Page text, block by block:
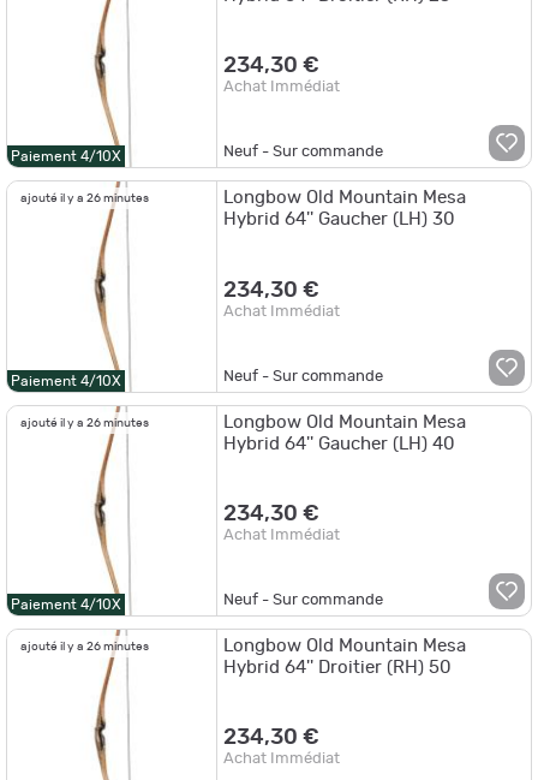
Paiement 4/10X
234,30 €
Achat Immédiat
Neuf - Sur commande
ajouté il y a 26 minutes
Paiement 4/10X
Longbow Old Mountain Mesa
Hybrid 64'' Gaucher (LH) 30
234,30 €
Achat Immédiat
Neuf - Sur commande
ajouté il y a 26 minutes
Paiement 4/10X
Longbow Old Mountain Mesa
Hybrid 64'' Gaucher (LH) 40
234,30 €
Achat Immédiat
Neuf - Sur commande
ajouté il y a 26 minutes
Longbow Old Mountain Mesa
Hybrid 64'' Droitier (RH) 50
234,30 €
Achat Immédiat